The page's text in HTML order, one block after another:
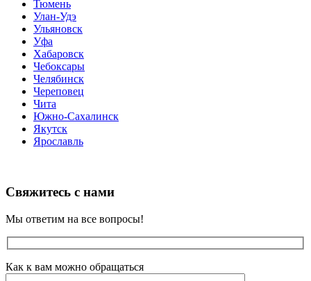
Тюмень
Улан-Удэ
Ульяновск
Уфа
Хабаровск
Чебоксары
Челябинск
Череповец
Чита
Южно-Сахалинск
Якутск
Ярославль
Свяжитесь с нами
Мы ответим на все вопросы!
Как к вам можно обращаться